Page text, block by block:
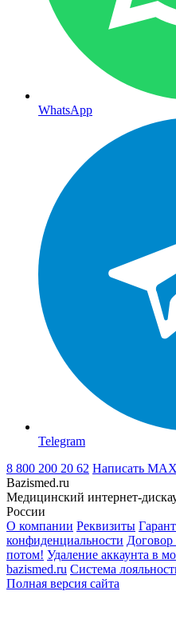
WhatsApp
Telegram
8 800 200 20 62 Написать MAX
Bazismed.ru
Медицинский интернет-
России
О компании Реквизиты
конфиденциальности
потом! Удаление аккаунта в
bazismed.ru Система
Полная версия сайта